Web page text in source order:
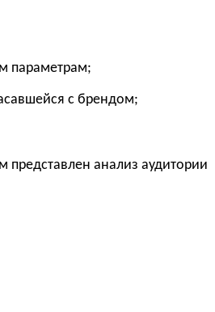
параметрам;
с брендом;
представлен анализ аудитории